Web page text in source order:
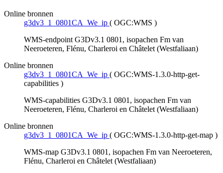
Online bronnen
g3dv3_1_0801CA_We_ip ( OGC:WMS )
WMS-endpoint G3Dv3.1 0801, isopachen Fm van
Neeroeteren, Flénu, Charleroi en Châtelet (Westfaliaan)
Online bronnen
g3dv3_1_0801CA_We_ip ( OGC:WMS-1.3.0-http-get-
capabilities )
WMS-capabilities G3Dv3.1 0801, isopachen Fm van
Neeroeteren, Flénu, Charleroi en Châtelet (Westfaliaan)
Online bronnen
g3dv3_1_0801CA_We_ip ( OGC:WMS-1.3.0-http-get-map )
WMS-map G3Dv3.1 0801, isopachen Fm van Neeroeteren,
Flénu, Charleroi en Châtelet (Westfaliaan)